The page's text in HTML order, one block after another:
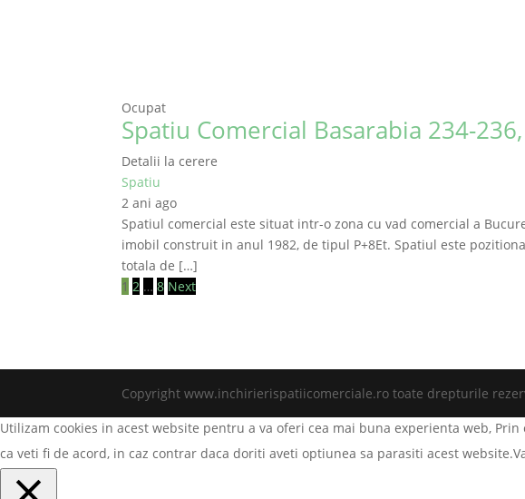
Ocupat
Spatiu Comercial Basarabia 234-
Detalii la cerere
Spatiu
2 ani ago
Spatiul comercial este situat intr-o zona cu vad comercial a
imobil construit in anul 1982, de tipul P+8Et. Spatiul este
totala de […]
1 2 … 8 Next
Copyright www.inchirierispatiicomerciale.ro toate drepturile
Utilizam cookies in acest website pentru a va oferi cea mai buna experienta web,
ca veti fi de acord, in caz contrar daca doriti aveti optiunea sa parasiti acest